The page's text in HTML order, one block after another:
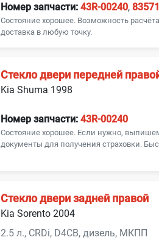
Номер запчасти: 43R-00240,
Состояние хорошее. Возможность
доставка в любую точку.
Стекло двери передней
Kia Shuma 1998
Номер запчасти: 43R-00240
Состояние хорошее. Если нужно,
документы для получения страховки.
Стекло двери задней правой
Kia Sorento 2004
2.5 л., CRDi, D4CB, дизель, МКПП